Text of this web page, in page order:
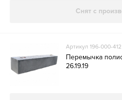
Снят с
Артикул 196-000-412
Перемычка
26.19.19